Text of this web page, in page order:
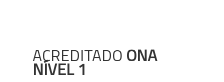
ACREDITADO ONA
NÍVEL 1